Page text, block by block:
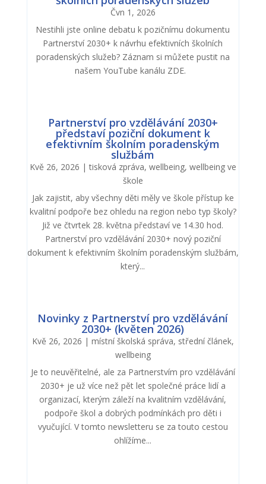
Čvn 1, 2026
Nestihli jste online debatu k pozičnímu dokumentu
Partnerství 2030+ k návrhu efektivních školních
poradenských služeb? Záznam si můžete pustit na
našem YouTube kanálu ZDE.
Partnerství pro vzdělávání 2030+
představí poziční dokument k
efektivním školním poradenským
službám
Kvě 26, 2026 |tisková zpráva, wellbeing, wellbeing ve
škole
Jak zajistit, aby všechny děti měly ve škole přístup ke
kvalitní podpoře bez ohledu na region nebo typ školy?
Již ve čtvrtek 28. května představí ve 14.30 hod.
Partnerství pro vzdělávání 2030+ nový poziční
dokument k efektivním školním poradenským službám,
který...
Novinky z Partnerství pro vzdělávání
2030+ (květen 2026)
Kvě 26, 2026 | místní školská správa, střední článek,
wellbeing
Je to neuvěřitelné, ale za Partnerstvím pro vzdělávání
2030+ je už více než pět let společné práce lidí a
organizací, kterým záleží na kvalitním vzdělávání,
podpoře škol a dobrých podmínkách pro děti i
vyučující. V tomto newsletteru se za touto cestou
ohlížíme...